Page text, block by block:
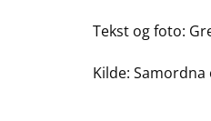
Tekst og foto:
Kilde: